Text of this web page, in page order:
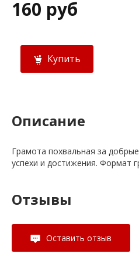
160 руб
Купить
Описание
Грамота похвальная за
успехи и достижения. Формат
Отзывы
Оставить отзыв